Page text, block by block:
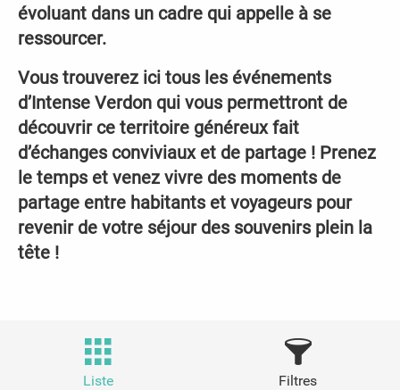
évoluant dans un cadre qui appelle à se
ressourcer.
Vous trouverez ici tous les événements
d’Intense Verdon qui vous permettront de
découvrir ce territoire généreux fait
d’échanges conviviaux et de partage ! Prenez
le temps et venez vivre des moments de
partage entre habitants et voyageurs pour
revenir de votre séjour des souvenirs plein la
tête !
Liste Filtres